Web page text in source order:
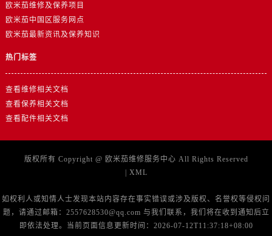
上海市黄浦区南京东路299号宏伊国际广场写字楼8层806室欧米茄售后服务中心（需提前预约）
浙江省嘉兴市南湖区广益路705号嘉兴世界贸易中心A座13层1304室欧米茄售后服务中心（需提前预约）
浙江省金华市金东区东市南街777号金华万达广场4号楼22楼2209室欧米茄售后服务中心（需提前预约）
欧米茄维修及保养项目
欧米茄中国区服务网点
欧米茄最新资讯及保养知识
热门标签
查看维修相关文档
查看保养相关文档
查看配件相关文档
版权所有 Copyright @ 欧米茄维修服务中心 All Rights Reserved
| XML
如权利人或知情人士发现本站内容存在事实错误或涉及版权、名誉权等侵权问
题，请通过邮箱：2557628530@qq.com 与我们联系，我们将在收到通知后立
即依法处理。当前页面信息更新时间：2026-07-12T11:37:18+08:00